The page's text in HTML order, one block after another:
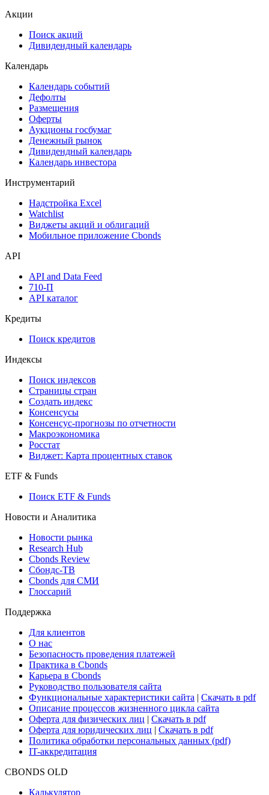
Акции
Поиск акций
Дивидендный календарь
Календарь
Календарь событий
Дефолты
Размещения
Оферты
Аукционы госбумаг
Денежный рынок
Дивидендный календарь
Календарь инвестора
Инструментарий
Надстройка Excel
Watchlist
Виджеты акций и облигаций
Мобильное приложение Cbonds
API
API and Data Feed
710-П
API каталог
Кредиты
Поиск кредитов
Индексы
Поиск индексов
Страницы стран
Создать индекс
Консенсусы
Консенсус-прогнозы по отчетности
Макроэкономика
Росстат
Виджет: Карта процентных ставок
ETF & Funds
Поиск ETF & Funds
Новости и Аналитика
Новости рынка
Research Hub
Cbonds Review
Сбондс-ТВ
Cbonds для СМИ
Глоссарий
Поддержка
Для клиентов
О нас
Безопасность проведения платежей
Практика в Cbonds
Карьера в Cbonds
Руководство пользователя сайта
Функциональные характеристики сайта
Скачать в pdf
Описание процессов жизненного цикла сайта
Оферта для физических лиц
Скачать в pdf
Оферта для юридических лиц
Скачать в pdf
Политика обработки персональных данных (pdf)
IT-аккредитация
CBONDS OLD
Калькулятор